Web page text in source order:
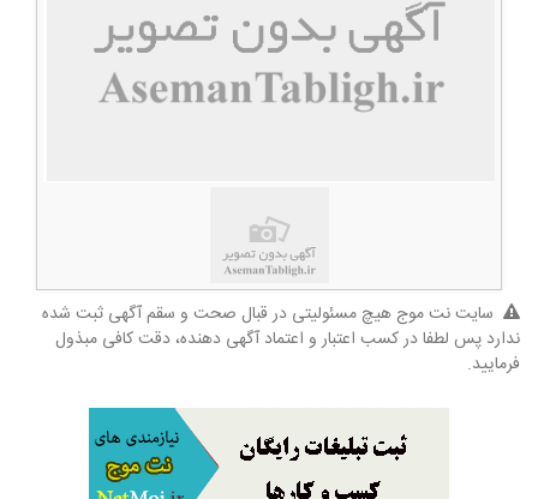
سایت نت موج هیچ مسئولیتی در قبال صحت و سقم آگهی ثبت شده
ندارد پس لطفا در کسب اعتبار و اعتماد آگهی دهنده، دقت کافی مبذول
فرمایید.